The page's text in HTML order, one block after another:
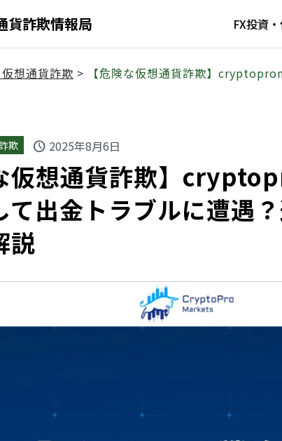
貨詐欺情報局 FX投資
想通貨詐欺 >
【危険な仮想通貨詐欺】
欺 schedule 2025年8月6日
仮想通貨詐欺】
て出金トラブルに遭遇
説